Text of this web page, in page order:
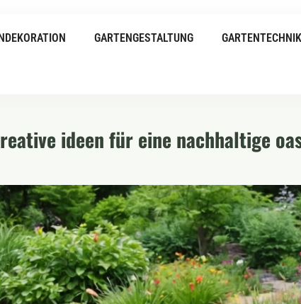
GARTENGESTALTUNG GARTENTECHNIK
ideen für eine nachhaltige